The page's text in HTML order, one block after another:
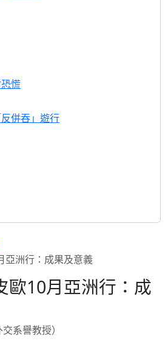
慌
併吞」遊行
亞洲行：成果及意義
歐10月亞洲行：成
系譽教授）